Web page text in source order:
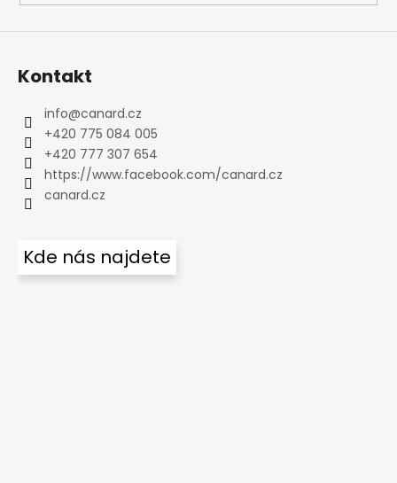
Kontakt
info@canard.cz
+420 775 084 005
+420 777 307 654
https://www.facebook.com/canard.cz
canard.cz
Kde nás najdete